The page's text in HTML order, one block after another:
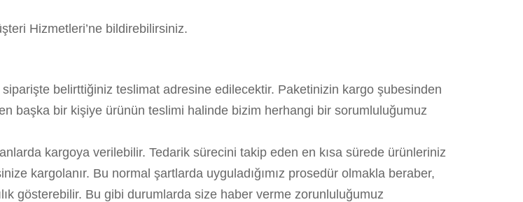
Hizmetleri’ne bildirebilirsiniz.
belirttiğiniz teslimat adresine edilecektir. Paketinizin kargo şubesinden
başka bir kişiye ürünün teslimi halinde bizim herhangi bir sorumluluğumuz
kargoya verilebilir. Tedarik sürecini takip eden en kısa sürede ürünleriniz
kargolanır. Bu normal şartlarda uyguladığımız prosedür olmakla beraber,
gösterebilir. Bu gibi durumlarda size haber verme zorunluluğumuz